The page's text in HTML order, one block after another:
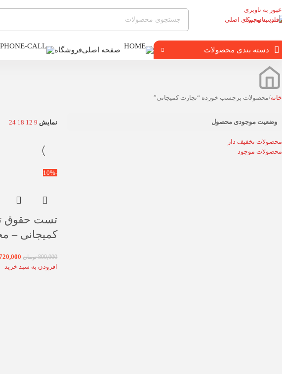
عبور به ناوبری
رفتن به محتوای اصلی
دسته بندی محصولات صفحه اصلیفروشگاه
خانه محصولات برچسب خورده “تجارت کمیجانی”
وضعیت موجودی محصول
محصولات تخفیف دار
محصولات موجود
نمایش 9
12
18
24
-10%
تست حقوق
کمیجانی –
800,000 تومان
افزودن به سبد خرید